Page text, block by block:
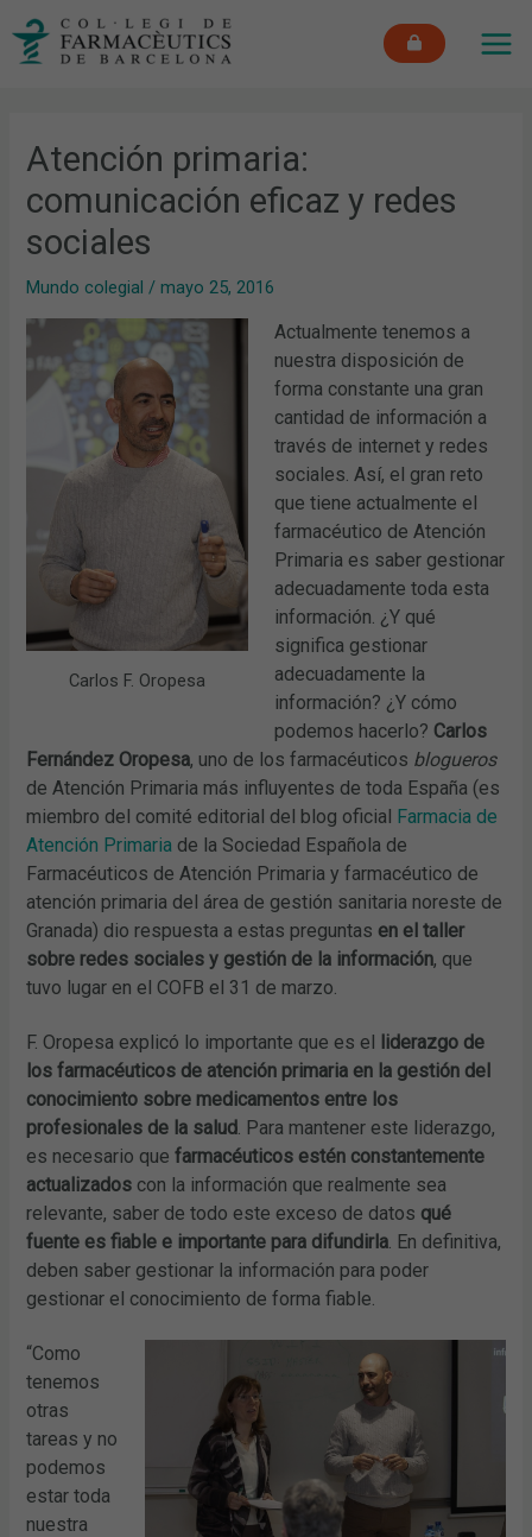
Atención primaria:
comunicación eficaz y redes
sociales
Mundo colegial /mayo 25, 2016
Carlos F. Oropesa
Actualmente tenemos a
nuestra disposición de
forma constante una gran
cantidad de información a
través de internet y redes
sociales. Así, el gran reto
que tiene actualmente el
farmacéutico de Atención
Primaria es saber gestionar
adecuadamente toda esta
información. ¿Y qué
significa gestionar
adecuadamente la
información? ¿Y cómo
podemos hacerlo? Carlos
Fernández Oropesa, uno de los farmacéuticos blogueros
de Atención Primaria más influyentes de toda España (es
miembro del comité editorial del blog oficial Farmacia de
Atención Primaria de la Sociedad Española de
Farmacéuticos de Atención Primaria y farmacéutico de
atención primaria del área de gestión sanitaria noreste de
Granada) dio respuesta a estas preguntas en el taller
sobre redes sociales y gestión de la información, que
tuvo lugar en el COFB el 31 de marzo.
F. Oropesa explicó lo importante que es el liderazgo de
los farmacéuticos de atención primaria en la gestión del
conocimiento sobre medicamentos entre los
profesionales de la salud . Para mantener este liderazgo,
es necesario quefarmacéuticos estén constantemente
actualizados con la información que realmente sea
relevante, saber de todo este exceso de datos qué
fuente es fiable e importante para difundirla . En definitiva,
deben saber gestionar la información para poder
gestionar el conocimiento de forma fiable.
“Como
tenemos
otras
tareas y no
podemos
estar toda
nuestra